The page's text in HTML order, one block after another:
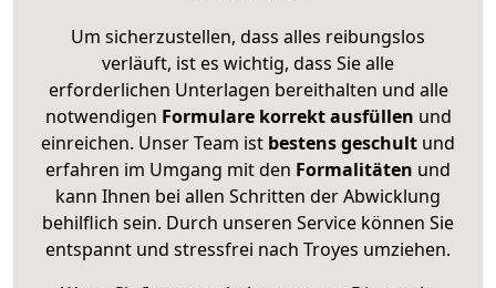
Um sicherzustellen, dass alles reibungslos
verläuft, ist es wichtig, dass Sie alle
erforderlichen Unterlagen bereithalten und alle
notwendigen Formulare korrekt ausfüllen und
einreichen. Unser Team ist bestens geschult und
erfahren im Umgang mit den Formalitäten und
kann Ihnen bei allen Schritten der Abwicklung
behilflich sein. Durch unseren Service können Sie
entspannt und stressfrei nach Troyes umziehen.